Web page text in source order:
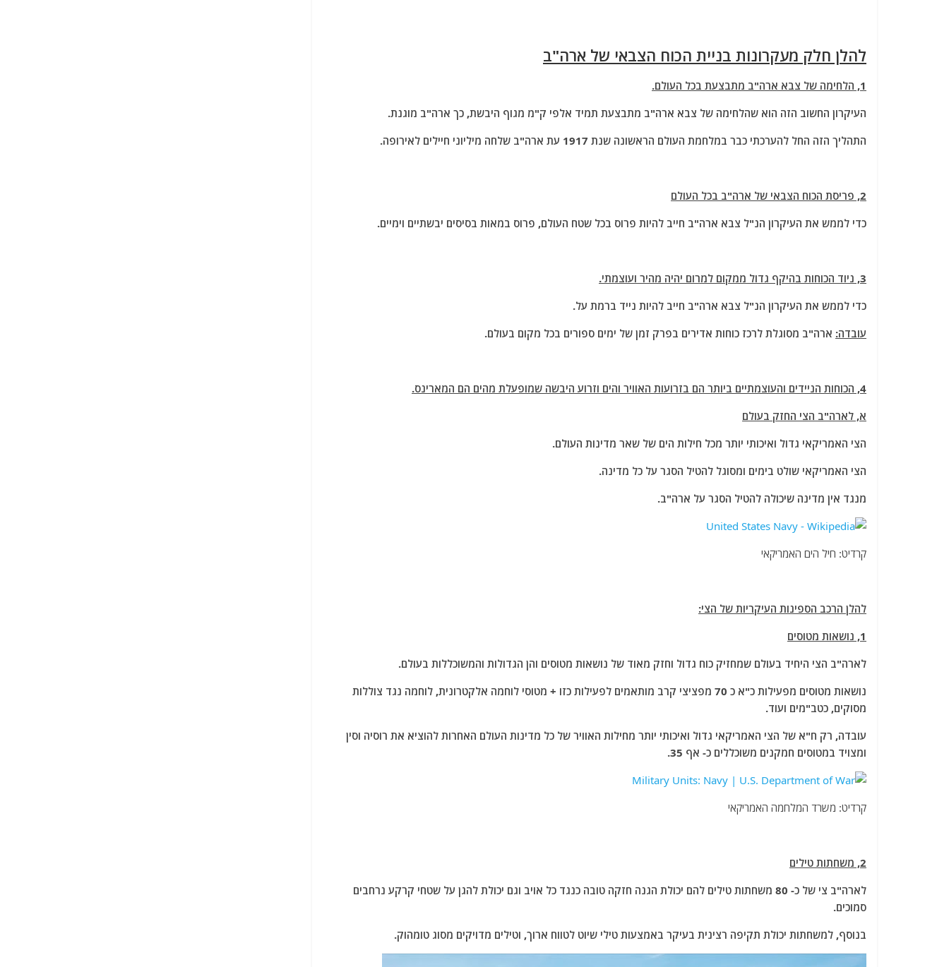
להלן חלק מעקרונות בניית הכוח הצבאי של ארה"ב
1, הלחימה של צבא ארה"ב מתבצעת בכל העולם.
העיקרון החשוב הזה הוא שהלחימה של צבא ארה"ב מתבצעת תמיד אלפי ק"מ מגוף היבשת, כך ארה"ב מוגנת.
התהליך הזה החל להערכתי כבר במלחמת העולם הראשונה שנת 1917 עת ארה"ב שלחה מיליוני חיילים לאירופה.
2, פריסת הכוח הצבאי של ארה"ב בכל העולם
כדי לממש את העיקרון הנ"ל צבא ארה"ב חייב להיות פרוס בכל שטח העולם, פרוס במאות בסיסים יבשתיים וימיים.
3, ניוד הכוחות בהיקף גדול ממקום למרום יהיה מהיר ועוצמתי.
כדי לממש את העיקרון הנ"ל צבא ארה"ב חייב להיות נייד ברמת על.
עובדה: ארה"ב מסוגלת לרכז כוחות אדירים בפרק זמן של ימים ספורים בכל מקום בעולם.
4, הכוחות הניידים והעוצמתיים ביותר הם בזרועות האוויר והים וזרוע היבשה שמופעלת מהים הם המארינס.
א, לארה"ב הצי החזק בעולם
הצי האמריקאי גדול ואיכותי יותר מכל חילות הים של שאר מדינות העולם.
הצי האמריקאי שולט בימים ומסוגל להטיל הסגר על כל מדינה.
מנגד אין מדינה שיכולה להטיל הסגר על ארה"ב.
קרדיט: חיל הים האמריקאי
להלן הרכב הספינות העיקריות של הצי:
1, נושאות מטוסים
לארה"ב הצי היחיד בעולם שמחזיק כוח גדול וחזק מאוד של נושאות מטוסים והן הגדולות והמשוכללות בעולם.
נושאות מטוסים מפעילות כ"א כ 70 מפציצי קרב מותאמים לפעילות כזו + מטוסי לוחמה אלקטרונית, לוחמה נגד צוללות
מסוקים, כטב"מים ועוד.
עובדה, רק ח"א של הצי האמריקאי גדול ואיכותי יותר מחילות האוויר של כל מדינות העולם האחרות להוציא את רוסיה וסין
ומצויד במטוסים חמקנים משוכללים כ- אף 35.
קרדיט: משרד המלחמה האמריקאי
2, משחתות טילים
לארה"ב צי של כ- 80 משחתות טילים להם יכולת הגנה חזקה טובה כנגד כל אויב וגם יכולת להגן על שטחי קרקע נרחבים
סמוכים.
בנוסף, למשחתות יכולת תקיפה רצינית בעיקר באמצעות טילי שיוט לטווח ארוך, וטילים מדויקים מסוג טומהוק.